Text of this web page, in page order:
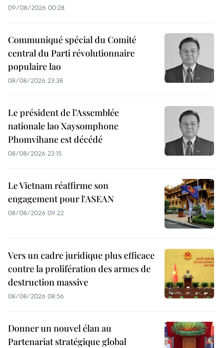
09/08/2026 00:28
Communiqué spécial du Comité
central du Parti révolutionnaire
populaire lao
08/08/2026 23:38
Le président de l’Assemblée
nationale lao Xaysomphone
Phomvihane est décédé
08/08/2026 23:15
Le Vietnam réaffirme son
engagement pour l'ASEAN
08/08/2026 09:22
Vers un cadre juridique plus efficace
contre la prolifération des armes de
destruction massive
08/08/2026 08:56
Donner un nouvel élan au
Partenariat stratégique global